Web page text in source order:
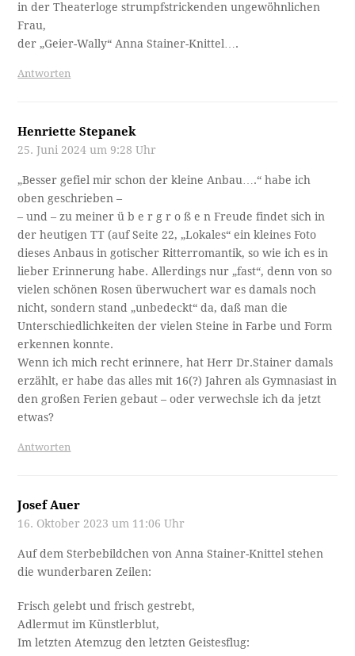
in der Theaterloge strumpfstrickenden ungewöhnlichen
Frau,
der „Geier-Wally“ Anna Stainer-Knittel….
Antworten
Henriette Stepanek
25. Juni 2024 um 9:28 Uhr
„Besser gefiel mir schon der kleine Anbau….“ habe ich
oben geschrieben –
– und – zu meiner ü b e r g r o ß e n Freude findet sich in
der heutigen TT (auf Seite 22, „Lokales“ ein kleines Foto
dieses Anbaus in gotischer Ritterromantik, so wie ich es in
lieber Erinnerung habe. Allerdings nur „fast“, denn von so
vielen schönen Rosen überwuchert war es damals noch
nicht, sondern stand „unbedeckt“ da, daß man die
Unterschiedlichkeiten der vielen Steine in Farbe und Form
erkennen konnte.
Wenn ich mich recht erinnere, hat Herr Dr.Stainer damals
erzählt, er habe das alles mit 16(?) Jahren als Gymnasiast in
den großen Ferien gebaut – oder verwechsle ich da jetzt
etwas?
Antworten
Josef Auer
16. Oktober 2023 um 11:06 Uhr
Auf dem Sterbebildchen von Anna Stainer-Knittel stehen
die wunderbaren Zeilen:
Frisch gelebt und frisch gestrebt,
Adlermut im Künstlerblut,
Im letzten Atemzug den letzten Geistesflug: